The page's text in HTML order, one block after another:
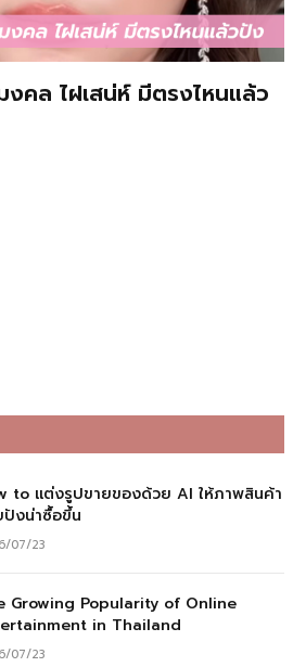
งคล ไฝเสน่ห์ มีตรงไหนแล้ว
to แต่งรูปขายของด้วย AI ให้ภาพสินค้า
ปังน่าซื้อขึ้น
07/23
Growing Popularity of Online
in Thailand
07/23